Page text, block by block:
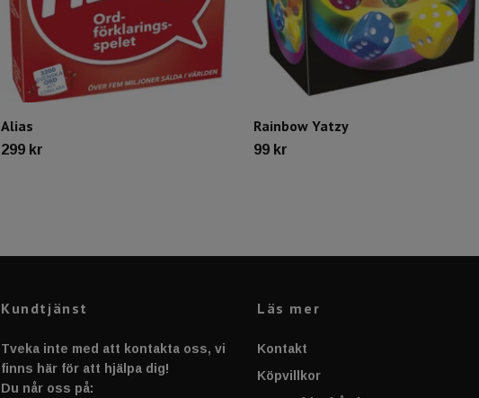
Alias
299 kr
Rainbow Yatzy
99 kr
Kundtjänst
Tveka inte med att kontakta oss, vi
finns här för att hjälpa dig!
Du når oss på:
Läs mer
Kontakt
Köpvillkor